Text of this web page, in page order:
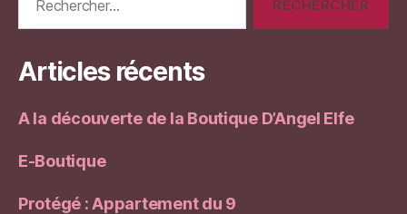
Articles récents
A la découverte de la Boutique D’Angel Elfe
E-Boutique
Protégé : Appartement du 9